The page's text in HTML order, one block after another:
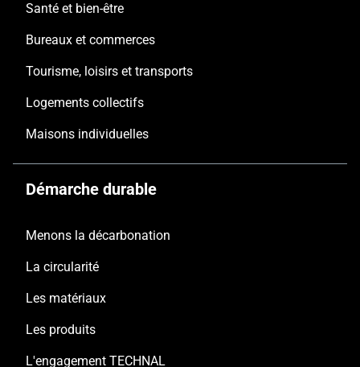
Santé et bien-être
Bureaux et commerces
Tourisme, loisirs et transports
Logements collectifs
Maisons individuelles
Démarche durable
Menons la décarbonation
La circularité
Les matériaux
Les produits
L'engagement TECHNAL